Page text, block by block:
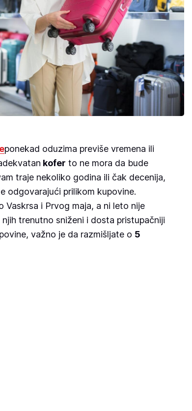
ponekad oduzima previše vremena ili
kofer to ne mora da bude
traje nekoliko godina ili čak decenija,
odgovarajući prilikom kupovine.
Vaskrsa i Prvog maja, a ni leto nije
trenutno sniženi i dosta pristupačniji
važno je da razmišljate o 5